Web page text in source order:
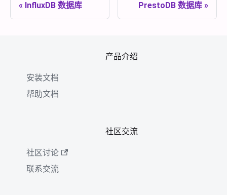
InfluxDB 数据库 PrestoDB 数据库
产品介绍
安装文档
帮助文档
社区交流
社区讨论
联系交流